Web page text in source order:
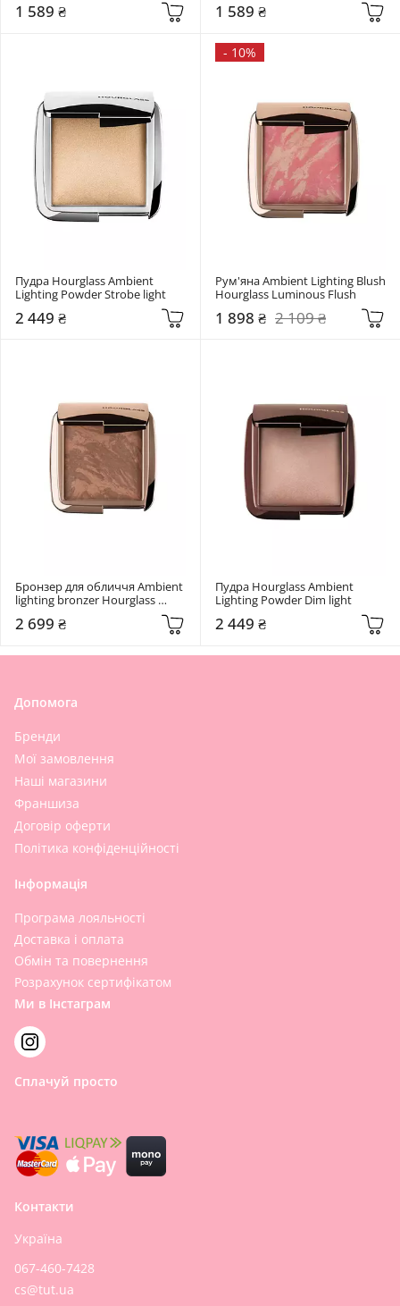
1 589 ₴ 1 589 ₴
Пудра Hourglass Ambient
Lighting Powder Strobe light
2 449 ₴
- 10%
Рум'яна Ambient Lighting Blush
Hourglass Luminous Flush
1 898 ₴ 2 109 ₴
Бронзер для обличчя Ambient
lighting bronzer Hourglass
2 699 ₴
Пудра Hourglass Ambient
Lighting Powder Dim light
2 449 ₴
Допомога
Бренди
Мої замовлення
Наші магазини
Франшиза
Договір оферти
Політика конфіденційності
Інформація
Програма лояльності
Доставка і оплата
Обмін та повернення
Розрахунок сертифікатом
Ми в Інстаграм
Сплачуй просто
Контакти
Україна
067-460-7428
cs@tut.ua